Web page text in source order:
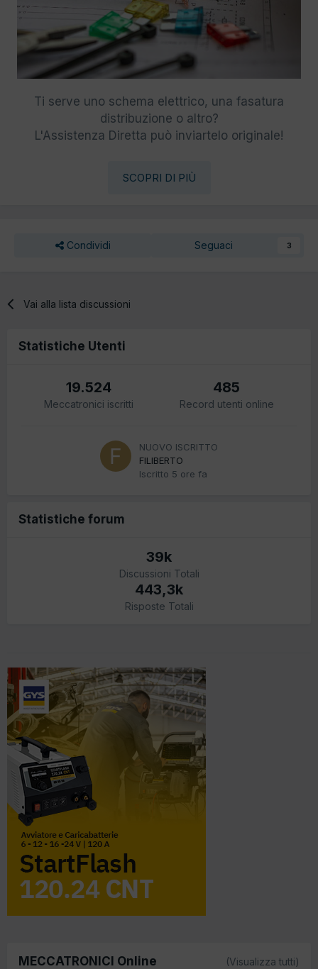
Ti serve uno schema elettrico, una fasatura
distribuzione o altro?
L'Assistenza Diretta può inviartelo originale!
SCOPRI DI PIÙ
Condividi Seguaci 3
Vai alla lista discussioni
Statistiche Utenti
19.524
Meccatronici iscritti
485
Record utenti online
NUOVO ISCRITTO
FILIBERTO
Iscritto 5 ore fa
Statistiche forum
39k
Discussioni Totali
443,3k
Risposte Totali
MECCATRONICI Online (Visualizza tutti)